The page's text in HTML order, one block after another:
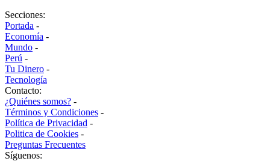
Secciones:
Portada -
Economía -
Mundo -
Perú -
Tu Dinero -
Tecnología
Contacto:
¿Quiénes somos? -
Términos y Condiciones -
Política de Privacidad -
Politica de Cookies -
Preguntas Frecuentes
Síguenos: